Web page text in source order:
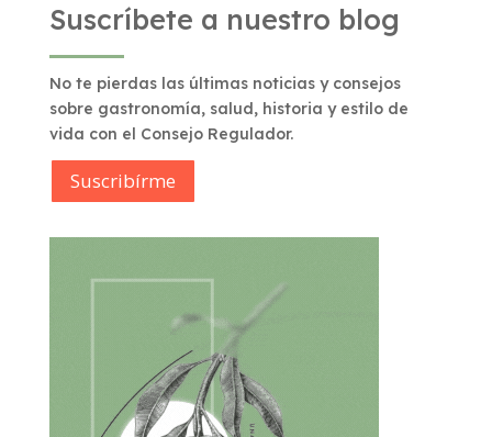
Suscríbete a nuestro blog
No te pierdas las últimas noticias y consejos
sobre gastronomía, salud, historia y estilo de
vida con el Consejo Regulador.
Suscribírme